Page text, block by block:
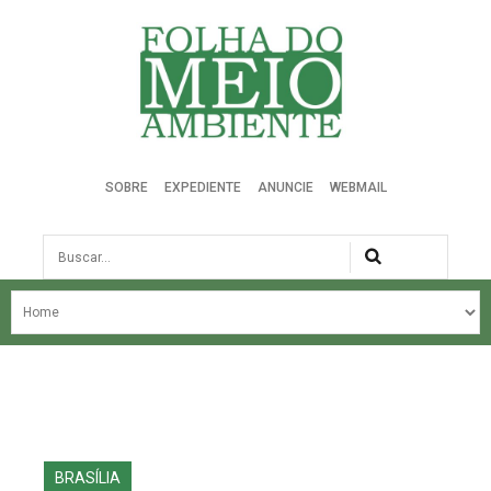
Folha do Meio Ambiente
SOBRE EXPEDIENTE ANUNCIE WEBMAIL
Busca
NOSSA HISTÓRIA
EDIÇÕES ANTERIORES
BRASÍLIA